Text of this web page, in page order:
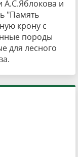
А.С.Яблокова и
"Память
крону с
породы
для лесного